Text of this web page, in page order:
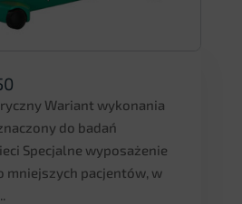
Wariant wykonania
do badań
Specjalne wyposażenie
mniejszych pacjentów, w